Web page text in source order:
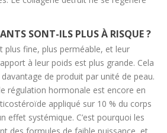
SONT-ILS PLUS À RISQUE ?
plus fine, plus perméable, et leur
à leur poids est plus grande. Cela
davantage de produit par unité de peau.
régulation hormonale est encore en
appliqué sur 10 % du corps
effet systémique. C’est pourquoi les
des formules de faible puissance, et